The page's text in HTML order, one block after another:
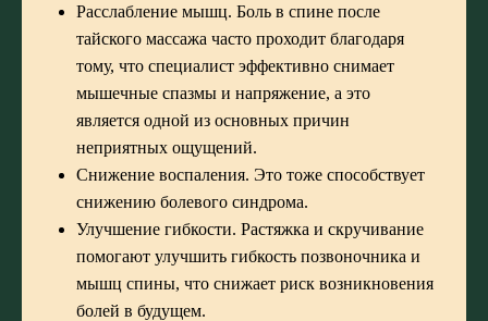
Расслабление мышц. Боль в спине после
тайского массажа часто проходит благодаря
тому, что специалист эффективно снимает
мышечные спазмы и напряжение, а это
является одной из основных причин
неприятных ощущений.
Снижение воспаления. Это тоже способствует
снижению болевого синдрома.
Улучшение гибкости. Растяжка и скручивание
помогают улучшить гибкость позвоночника и
мышц спины, что снижает риск возникновения
болей в будущем.